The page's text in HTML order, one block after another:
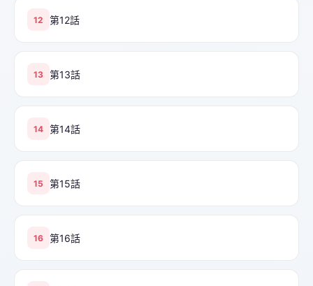
12 第12話
13 第13話
14 第14話
15 第15話
16 第16話